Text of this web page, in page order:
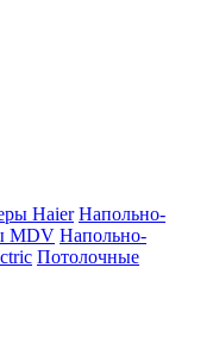
Haier Напольно-
MDV Напольно-
Потолочные